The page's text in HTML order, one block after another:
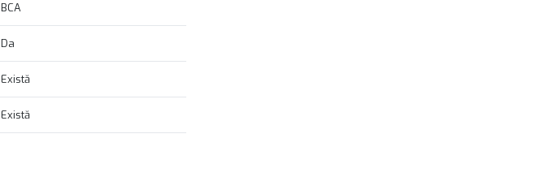
BCA
Da
Există
Există